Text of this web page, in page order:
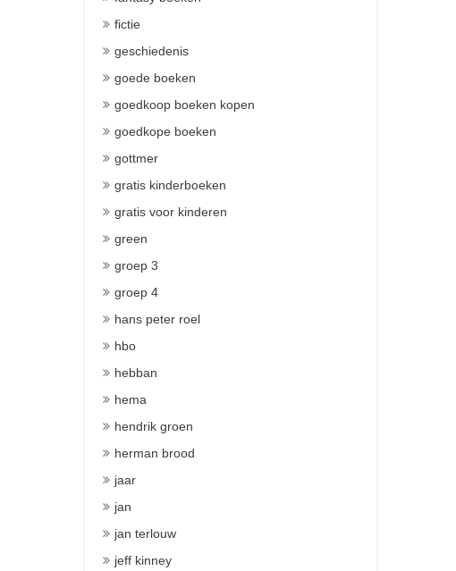
fictie
geschiedenis
goede boeken
goedkoop boeken kopen
goedkope boeken
gottmer
gratis kinderboeken
gratis voor kinderen
green
groep 3
groep 4
hans peter roel
hbo
hebban
hema
hendrik groen
herman brood
jaar
jan
jan terlouw
jeff kinney